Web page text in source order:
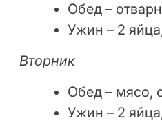
Обед –
Ужин – 2
Вторник
Обед – мясо,
Ужин – 2